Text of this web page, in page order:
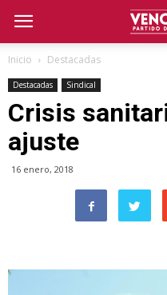
Inicio Destacadas
Destacadas Sindical
Crisis
ajuste
16 enero, 2018